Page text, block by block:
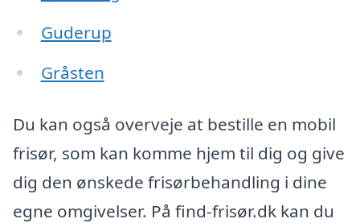
Guderup
Gråsten
Du kan også overveje at bestille en mobil
frisør, som kan komme hjem til dig og give
dig den ønskede frisørbehandling i dine
egne omgivelser. På find-frisør.dk kan du